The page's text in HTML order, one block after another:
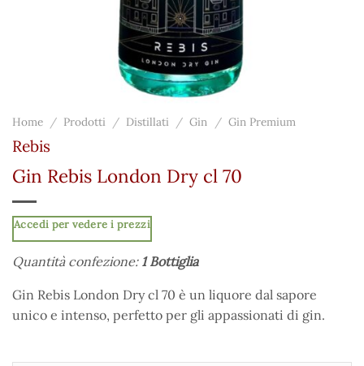
Home / Prodotti / Distillati / Gin / Gin Premium
Rebis
Gin Rebis London Dry cl 70
Accedi per vedere i prezzi
Quantità confezione: 1 Bottiglia
Gin Rebis London Dry cl 70 è un liquore dal sapore
unico e intenso, perfetto per gli appassionati di gin.